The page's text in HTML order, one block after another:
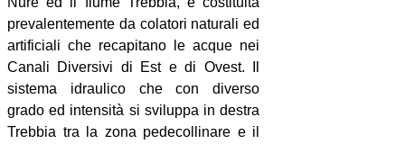
prevalentemente da colatori naturali ed
artificiali che recapitano le acque nei
Canali Diversivi di Est e di Ovest. Il
sistema idraulico che con diverso
grado ed intensità si sviluppa in destra
Trebbia tra la zona pedecollinare e il